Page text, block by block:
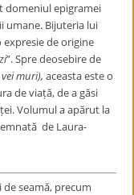
domeniul epigramei
umane. Bijuteria lui
expresie de origine
”. Spre deosebire de
muri), aceasta este o
de viață, de a găsi
.Volumul a apărut la
de Laura-
seamă, precum